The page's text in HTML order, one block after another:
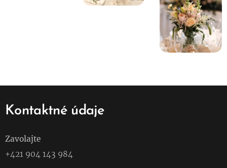
Kontaktné údaje
Zavolajte
+421 904 143 984